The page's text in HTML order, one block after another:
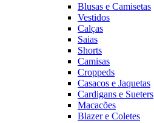
Blusas e Camisetas
Vestidos
Calças
Saias
Shorts
Camisas
Croppeds
Casacos e Jaquetas
Cardigans e Sueters
Macacões
Blazer e Coletes